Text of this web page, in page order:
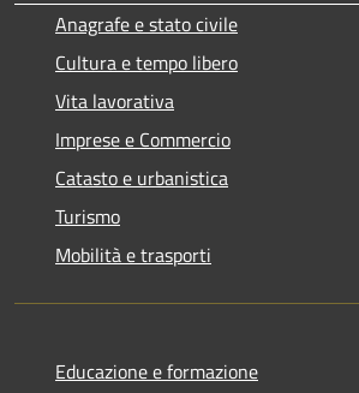
Anagrafe e stato civile
Cultura e tempo libero
Vita lavorativa
Imprese e Commercio
Catasto e urbanistica
Turismo
Mobilità e trasporti
Educazione e formazione